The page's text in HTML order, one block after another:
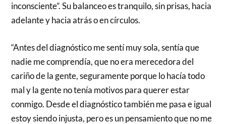
inconsciente”. Su balanceo es tranquilo, sin prisas, hacia
adelante y hacia atrás o en círculos.
“Antes del diagnóstico me sentí muy sola, sentía que
nadie me comprendía, que no era merecedora del
cariño de la gente, seguramente porque lo hacía todo
mal y la gente no tenía motivos para querer estar
conmigo. Desde el diagnóstico también me pasa e igual
estoy siendo injusta, pero es un pensamiento que no me